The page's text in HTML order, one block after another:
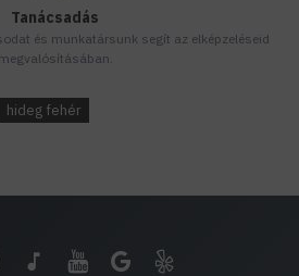
Tanácsadás
és munkatársunk segít az elképzeléseid
megvalósításában.
hideg fehér